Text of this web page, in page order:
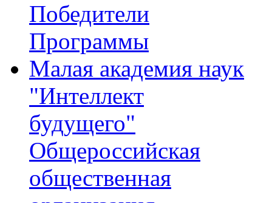
Победители
Программы
Малая академия наук
"Интеллект
будущего"
Общероссийская
общественная